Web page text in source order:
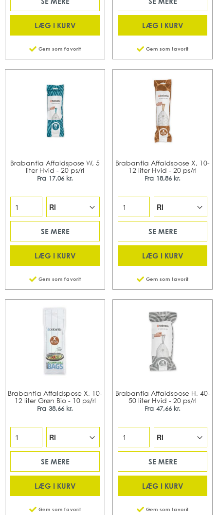
LÆG I KURV
Gem som favorit
LÆG I KURV
Gem som favorit
Brabantia Affaldspose W, 5
liter Hvid - 20 ps/rl
Fra 17,06 kr.
SE MERE
LÆG I KURV
Gem som favorit
Brabantia Affaldspose X, 10-
12 liter Hvid - 20 ps/rl
Fra 18,86 kr.
SE MERE
LÆG I KURV
Gem som favorit
Brabantia Affaldspose X, 10-
12 liter Grøn Bio - 10 ps/rl
Fra 38,66 kr.
SE MERE
LÆG I KURV
Gem som favorit
Brabantia Affaldspose H, 40-
50 liter Hvid - 20 ps/rl
Fra 47,66 kr.
SE MERE
LÆG I KURV
Gem som favorit